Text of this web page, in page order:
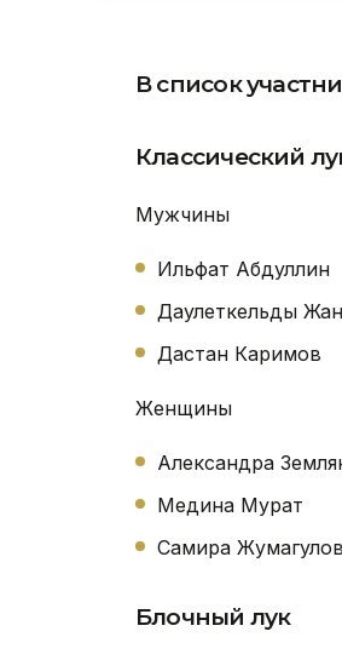
В список
Классический
Мужчины
Ильфат Абдуллин
Даулеткельды
Дастан Каримов
Женщины
Александра
Медина Мурат
Самира
Блочный лук